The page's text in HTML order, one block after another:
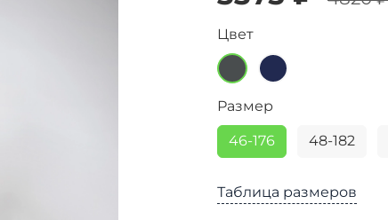
Таблица размеров
Цвет
Размер
46-176 48-182